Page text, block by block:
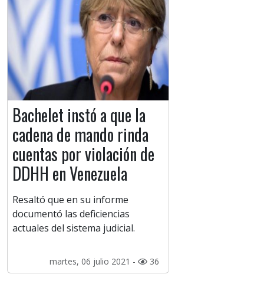
Bachelet instó a que la
cadena de mando rinda
cuentas por violación de
DDHH en Venezuela
Resaltó que en su informe
documentó las deficiencias
actuales del sistema judicial.
martes, 06 julio 2021 - 36